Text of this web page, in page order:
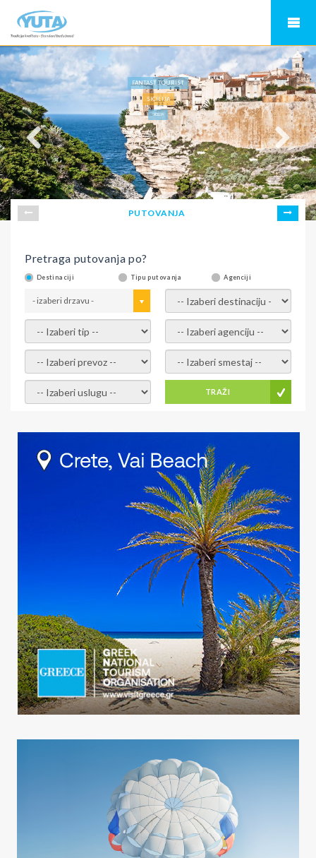
FANTAST TOURIST
SICILIJA
SICILIJA
PUTOVANJA
Pretraga putovanja po?
Destinaciji Tipu putovanja Agenciji
- izaberi drzavu - - izaberi destinaciju -
- izaberi tip - - izaberi agenciju -
- izaberi prevoz - - Izaberite smestaj -
- Izaberite uslugu - TRAŽI